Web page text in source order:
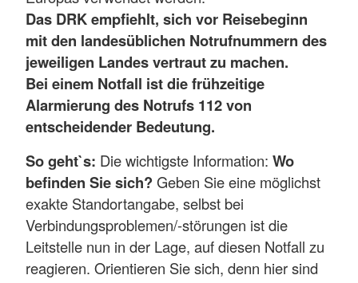
Das DRK empfiehlt, sich vor Reisebeginn
mit den landesüblichen Notrufnummern des
jeweiligen Landes vertraut zu machen.
Bei einem Notfall ist die frühzeitige
Alarmierung des Notrufs 112 von
entscheidender Bedeutung.
So geht`s: Die wichtigste Information: Wo
befinden Sie sich?Geben Sie eine möglichst
exakte Standortangabe, selbst bei
Verbindungsproblemen/-störungen ist die
Leitstelle nun in der Lage, auf diesen Notfall zu
reagieren. Orientieren Sie sich, denn hier sind